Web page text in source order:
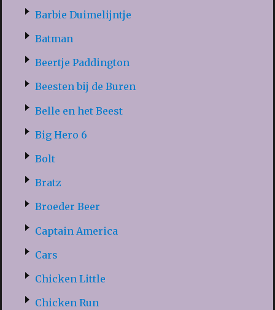
Barbie Duimelijntje
Batman
Beertje Paddington
Beesten bij de Buren
Belle en het Beest
Big Hero 6
Bolt
Bratz
Broeder Beer
Captain America
Cars
Chicken Little
Chicken Run